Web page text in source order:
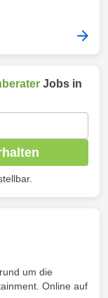
Jobs in
um die
Online auf